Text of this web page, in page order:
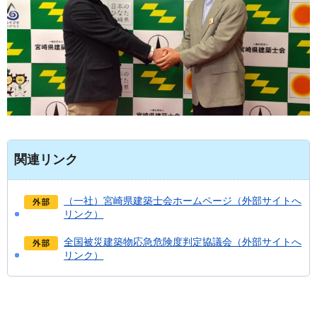
関連リンク
（一社）宮崎県建築士会ホームページ（外部サイトへ
リンク）
全国被災建築物応急危険度判定協議会（外部サイトへ
リンク）